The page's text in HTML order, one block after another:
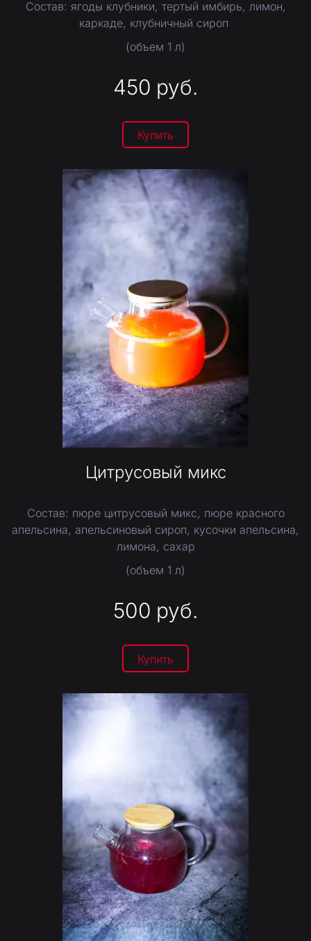
Состав: ягоды клубники, тертый имбирь, лимон,
каркаде, клубничный сироп
(объем 1 л)
450 руб.
Купить
Цитрусовый микс
Состав: пюре цитрусовый микс, пюре красного
апельсина, апельсиновый сироп, кусочки апельсина,
лимона, сахар
(объем 1 л)
500 руб.
Купить